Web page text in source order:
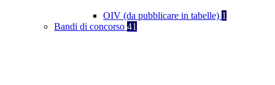
OIV (da pubblicare in tabelle) 1
Bandi di concorso 41